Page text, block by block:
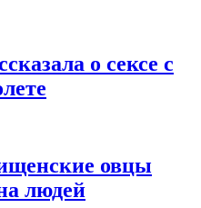
о сексе с
овцы
людей